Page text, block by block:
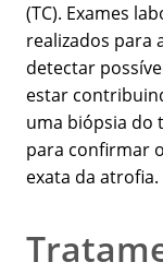
(TC). Exames
realizados para
detectar
estar
uma biópsia do
para confirmar
exata da atrofia.